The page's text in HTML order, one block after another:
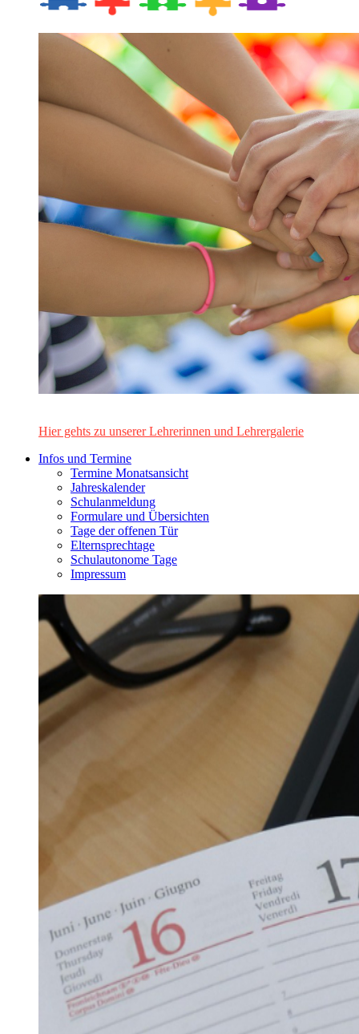
Hier gehts zu unserer Lehrerinnen und Lehrergalerie
Infos und Termine
Termine Monatsansicht
Jahreskalender
Schulanmeldung
Formulare und Übersichten
Tage der offenen Tür
Elternsprechtage
Schulautonome Tage
Impressum